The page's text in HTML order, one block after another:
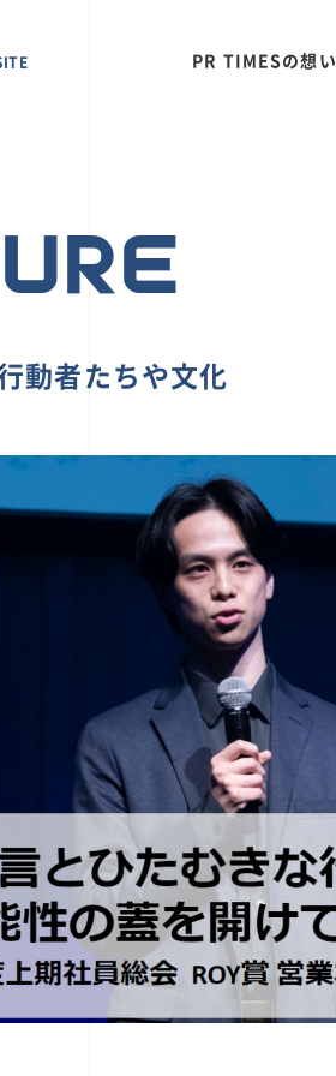
PR TIMESの想い
動者たちや文化